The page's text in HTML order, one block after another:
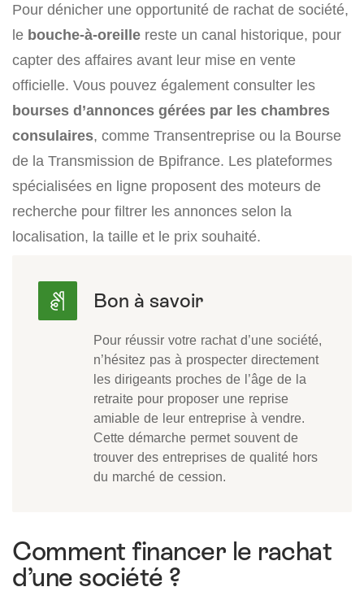
Pour dénicher une opportunité de rachat de société,
le bouche-à-oreille reste un canal historique, pour
capter des affaires avant leur mise en vente
officielle. Vous pouvez également consulter les
bourses d’annonces gérées par les chambres
consulaires, comme Transentreprise ou la Bourse
de la Transmission de Bpifrance. Les plateformes
spécialisées en ligne proposent des moteurs de
recherche pour filtrer les annonces selon la
localisation, la taille et le prix souhaité.
Pour réussir votre rachat d’une société,
n’hésitez pas à prospecter directement
les dirigeants proches de l’âge de la
retraite pour proposer une reprise
amiable de leur entreprise à vendre.
Cette démarche permet souvent de
trouver des entreprises de qualité hors
du marché de cession.
Comment financer le rachat
d’une société ?